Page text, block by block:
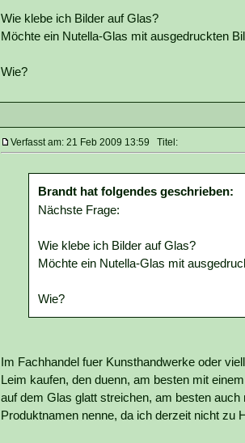
Wie klebe ich Bilder auf Glas?
Möchte ein Nutella-Glas mit ausgedruckten
Wie?
Verfasst am: 21 Feb 2009 13:59 Titel:
Brandt hat folgendes geschrieben:
Nächste Frage:
Wie klebe ich Bilder auf Glas?
Möchte ein Nutella-Glas mit
Wie?
Im Fachhandel fuer Kunsthandwerke oder
Leim kaufen, den duenn, am besten mit
auf dem Glas glatt streichen, am besten
Produktnamen nenne, da ich derzeit nicht zu